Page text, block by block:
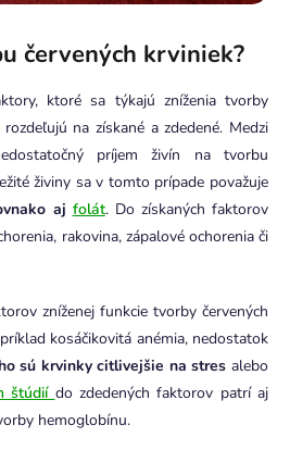
červených krviniek?
ktoré sa týkajú zníženia tvorby
na získané a zdedené. Medzi
príjem živín na tvorbu
živiny sa v tomto prípade považuje
aj folát. Do získaných faktorov
rakovina, zápalové ochorenia či
zníženej funkcie tvorby červených
kosáčikovitá anémia, nedostatok
sú krvinky citlivejšie na stres alebo
štúdií do zdedených faktorov patrí aj
hemoglobínu.